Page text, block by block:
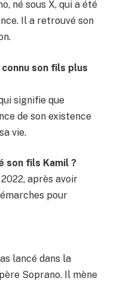
né sous X, qui a été
Il a retrouvé son
son fils plus
signifie que
de son existence
vie.
son fils Kamil ?
après avoir
pour
lancé dans la
Soprano. Il mène